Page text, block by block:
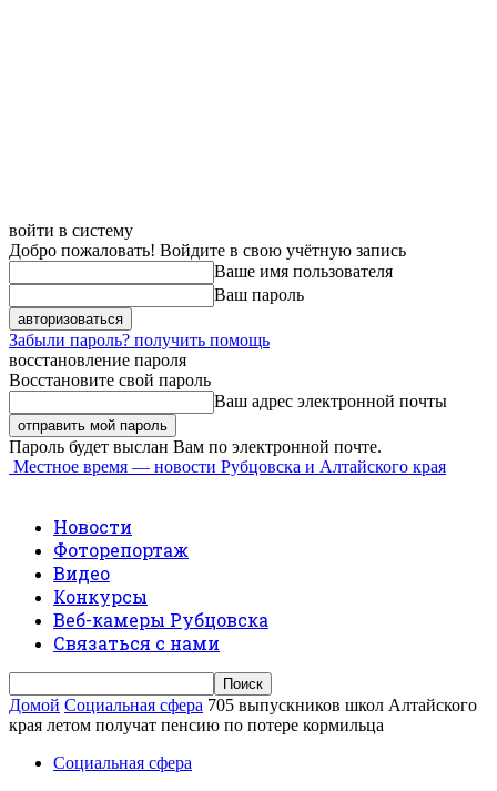
войти в систему
Добро пожаловать! Войдите в свою учётную запись
Ваше имя пользователя
Ваш пароль
Забыли пароль? получить помощь
восстановление пароля
Восстановите свой пароль
Ваш адрес электронной почты
Пароль будет выслан Вам по электронной почте.
Местное время — новости Рубцовска и Алтайского края
Новости
Фоторепортаж
Видео
Конкурсы
Веб-камеры Рубцовска
Связаться с нами
Домой Социальная сфера 705 выпускников школ Алтайского
края летом получат пенсию по потере кормильца
Социальная сфера